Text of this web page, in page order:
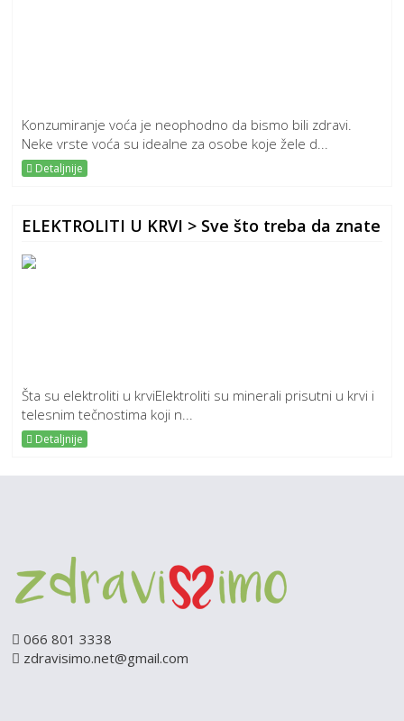
Konzumiranje voća je neophodno da bismo bili zdravi.
Neke vrste voća su idealne za osobe koje žele d...
Detaljnije
ELEKTROLITI U KRVI > Sve što treba da znate
Šta su elektroliti u krviElektroliti su minerali prisutni u krvi i
telesnim tečnostima koji n...
Detaljnije
066 801 3338
zdravisimo.net@gmail.com